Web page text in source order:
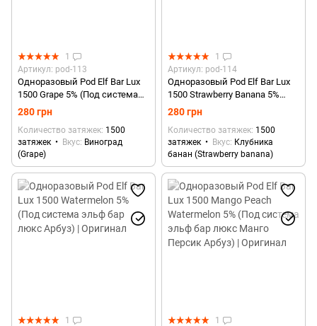
1
Артикул: pod-113
Одноразовый Pod Elf Bar Lux
1500 Grape 5% (Под система
эльф бар люкс Виноград) |
Оригинал
280 грн
Количество затяжек 1500
затяжек
Вкус Виноград
(Grape)
1
Артикул: pod-114
Одноразовый Pod Elf Bar Lux
1500 Strawberry Banana 5%
(Под система эльф бар люкс
Клубника Банан) | Оригинал
280 грн
Количество затяжек 1500
затяжек
Вкус Клубника
банан (Strawberry banana)
1
1